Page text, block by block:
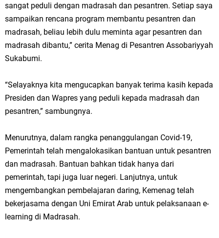
sangat peduli dengan madrasah dan pesantren. Setiap saya
sampaikan rencana program membantu pesantren dan
madrasah, beliau lebih dulu meminta agar pesantren dan
madrasah dibantu,” cerita Menag di Pesantren Assobariyyah
Sukabumi.
“Selayaknya kita mengucapkan banyak terima kasih kepada
Presiden dan Wapres yang peduli kepada madrasah dan
pesantren,” sambungnya.
Menurutnya, dalam rangka penanggulangan Covid-19,
Pemerintah telah mengalokasikan bantuan untuk pesantren
dan madrasah. Bantuan bahkan tidak hanya dari
pemerintah, tapi juga luar negeri. Lanjutnya, untuk
mengembangkan pembelajaran daring, Kemenag telah
bekerjasama dengan Uni Emirat Arab untuk pelaksanaan e-
learning di Madrasah.